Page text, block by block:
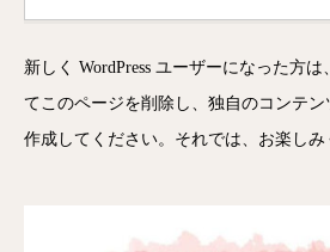
新しく WordPress ユーザーになった方は、
てこのページを削除し、独自のコンテ
作成してください。それでは、お楽しみ